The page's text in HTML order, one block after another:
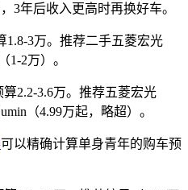
3年后收入更高时再换好车。
1.8-3万。推荐二手五菱宏光
1-2万）。
2.2-3.6万。推荐五菱宏光
（4.99万起，略超）。
可以精确计算单身青年的购车预